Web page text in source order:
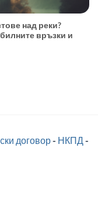
над реки?
връзки и
договор- НКПД-